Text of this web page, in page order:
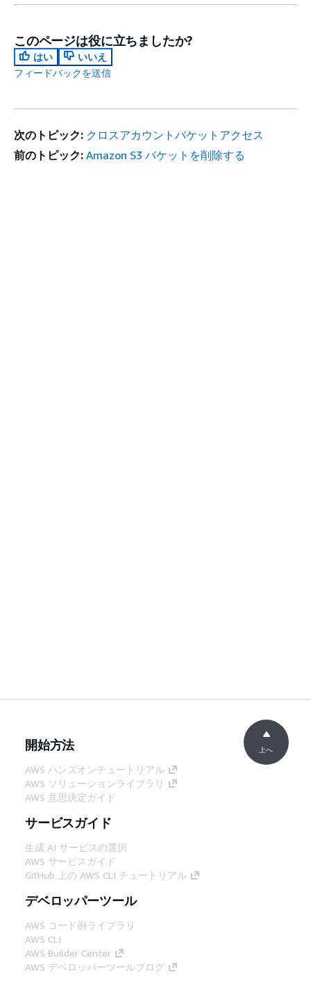
このページは役に立ちましたか?
はい
いいえ
フィードバックを送信
次のトピック: クロスアカウントバケットアクセス
前のトピック: Amazon S3 バケットを削除する
開始方法
AWS ハンズオンチュートリアル
AWS ソリューションライブラリ
AWS 意思決定ガイド
サービスガイド
生成 AI サービスの選択
AWS サービスガイド
GitHub 上の AWS CLI チュートリアル
デベロッパーツール
AWS コード例ライブラリ
AWS CLI
AWS Builder Center
AWS デベロッパーツールブログ
上へ